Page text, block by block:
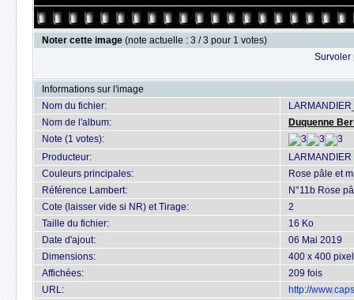
Noter cette image (note actuelle : 3 / 3 pour 1 votes)
Survoler
Informations sur l'image
Nom du fichier:
Nom de l'album:
Duquenne
Note (1 votes):
Producteur:
LARMANDIER
Couleurs principales:
Rose pâle et
Référence Lambert:
N°11b Rose
Cote (laisser vide si NR) et Tirage:
2
Taille du fichier:
16 Ko
Date d'ajout:
06 Mai 2019
Dimensions:
400 x 400
Affichées:
209 fois
URL:
http://